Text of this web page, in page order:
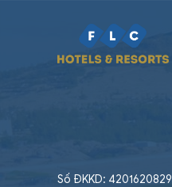
Số ĐKKD: 4201620829